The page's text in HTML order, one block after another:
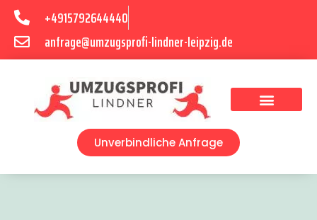
+4915792644440
anfrage@umzugsprofi-lindner-leipzig.de
Unverbindliche Anfrage